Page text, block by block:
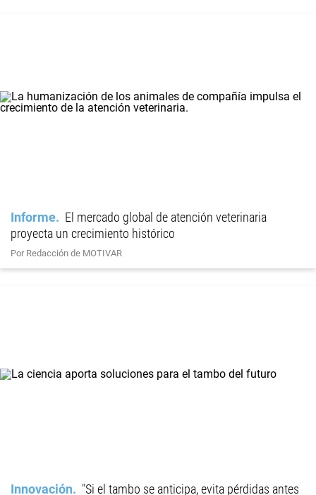
Informe
El mercado global de atención veterinaria
proyecta un crecimiento histórico
Por Redacción de MOTIVAR
Innovación
"Si el tambo se anticipa, evita pérdidas antes